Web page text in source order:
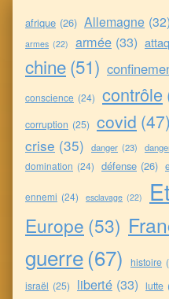
afrique (26) Allemagne (32)
armes (22) armée (33)
chine(51)
conscience (24) contrôle
corruption (25) covid (47)
crise (35) danger (23)
domination (24) défense (26)
ennemi (24) esclavage (22)
Europe (53)
guerre(67) histoire
israël (25) liberté (33) lutte